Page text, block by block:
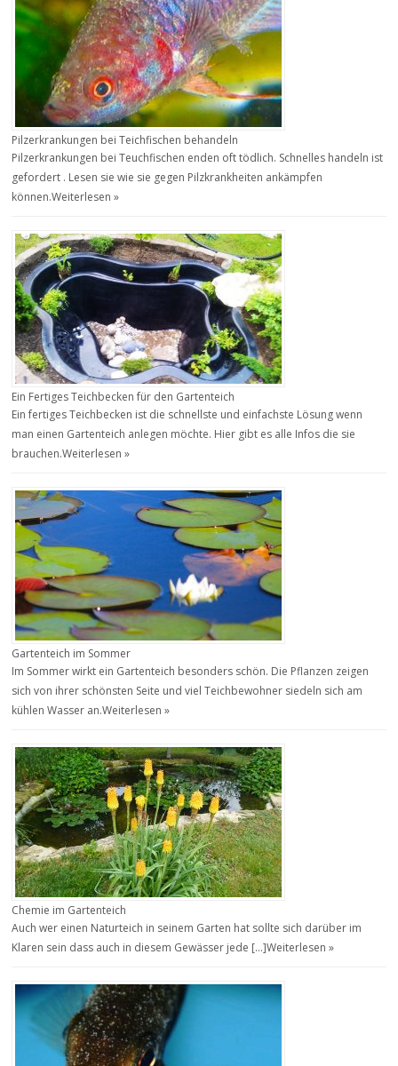
Pilzerkrankungen bei Teichfischen behandeln
Pilzerkrankungen bei Teuchfischen enden oft tödlich. Schnelles handeln ist
gefordert . Lesen sie wie sie gegen Pilzkrankheiten ankämpfen
können.Weiterlesen »
Ein Fertiges Teichbecken für den Gartenteich
Ein fertiges Teichbecken ist die schnellste und einfachste Lösung wenn
man einen Gartenteich anlegen möchte. Hier gibt es alle Infos die sie
brauchen.Weiterlesen »
Gartenteich im Sommer
Im Sommer wirkt ein Gartenteich besonders schön. Die Pflanzen zeigen
sich von ihrer schönsten Seite und viel Teichbewohner siedeln sich am
kühlen Wasser an.Weiterlesen »
Chemie im Gartenteich
Auch wer einen Naturteich in seinem Garten hat sollte sich darüber im
Klaren sein dass auch in diesem Gewässer jede […]Weiterlesen »